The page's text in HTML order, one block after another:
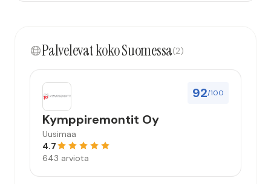
Palvelevat koko Suomessa(2)
92/100
Kymppiremontit Oy
Uusimaa
4.7
643 arviota